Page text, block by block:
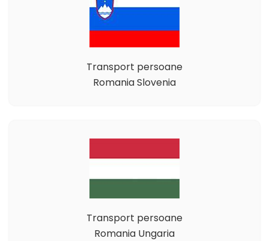
Transport persoane
Romania Slovenia
Transport persoane
Romania Ungaria